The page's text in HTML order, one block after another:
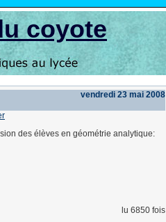
coyote
vendredi 23 mai 2008
des élèves en géométrie analytique:
lu 6850 fois